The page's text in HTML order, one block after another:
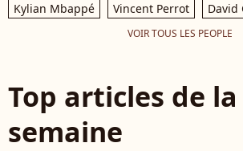
Kylian Mbappé
Vincent Perrot David
VOIR TOUS LES PEOPLE
Top articles de la
semaine